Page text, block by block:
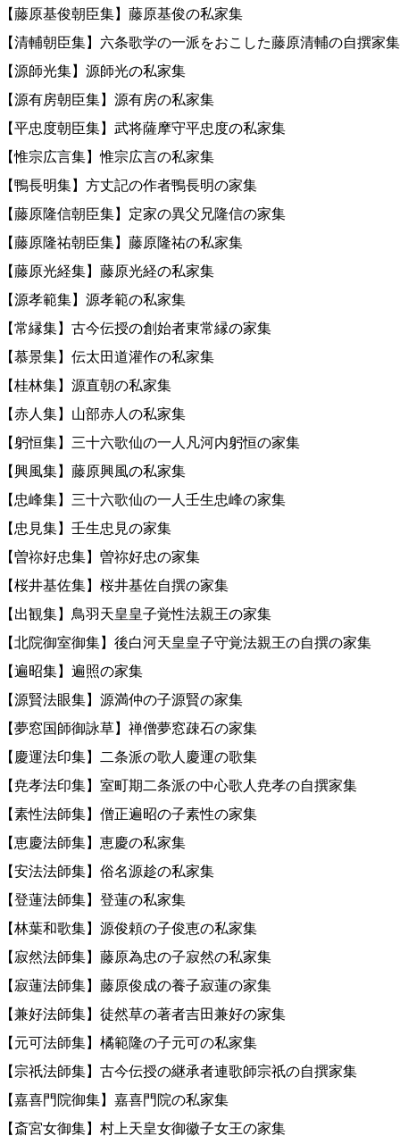
【藤原基俊朝臣集】藤原基俊の私家集
【清輔朝臣集】六条歌学の一派をおこした藤原清輔の自撰家集
【源師光集】源師光の私家集
【源有房朝臣集】源有房の私家集
【平忠度朝臣集】武将薩摩守平忠度の私家集
【惟宗広言集】惟宗広言の私家集
【鴨長明集】方丈記の作者鴨長明の家集
【藤原隆信朝臣集】定家の異父兄隆信の家集
【藤原隆祐朝臣集】藤原隆祐の私家集
【藤原光経集】藤原光経の私家集
【源孝範集】源孝範の私家集
【常縁集】古今伝授の創始者東常縁の家集
【慕景集】伝太田道灌作の私家集
【桂林集】源直朝の私家集
【赤人集】山部赤人の私家集
【躬恒集】三十六歌仙の一人凡河内躬恒の家集
【興風集】藤原興風の私家集
【忠峰集】三十六歌仙の一人壬生忠峰の家集
【忠見集】壬生忠見の家集
【曽祢好忠集】曽祢好忠の家集
【桜井基佐集】桜井基佐自撰の家集
【出観集】鳥羽天皇皇子覚性法親王の家集
【北院御室御集】後白河天皇皇子守覚法親王の自撰の家集
【遍昭集】遍照の家集
【源賢法眼集】源満仲の子源賢の家集
【夢窓国師御詠草】禅僧夢窓疎石の家集
【慶運法印集】二条派の歌人慶運の歌集
【尭孝法印集】室町期二条派の中心歌人尭孝の自撰家集
【素性法師集】僧正遍昭の子素性の家集
【恵慶法師集】恵慶の私家集
【安法法師集】俗名源趁の私家集
【登蓮法師集】登蓮の私家集
【林葉和歌集】源俊頼の子俊恵の私家集
【寂然法師集】藤原為忠の子寂然の私家集
【寂蓮法師集】藤原俊成の養子寂蓮の家集
【兼好法師集】徒然草の著者吉田兼好の家集
【元可法師集】橘範隆の子元可の私家集
【宗祇法師集】古今伝授の継承者連歌師宗祇の自撰家集
【嘉喜門院御集】嘉喜門院の私家集
【斎宮女御集】村上天皇女御徽子女王の家集